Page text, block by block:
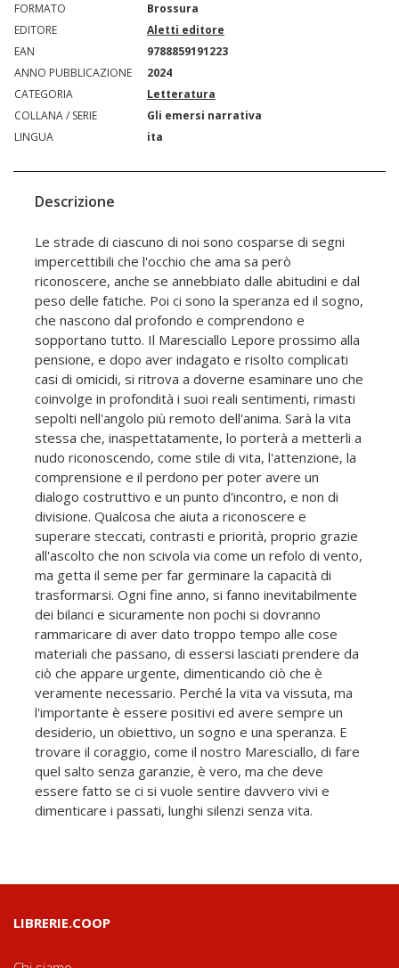
FORMATO
Brossura
EDITORE
Aletti editore
EAN
9788859191223
ANNO PUBBLICAZIONE
2024
CATEGORIA
Letteratura
COLLANA / SERIE
Gli emersi narrativa
LINGUA
ita
Descrizione
Le strade di ciascuno di noi sono cosparse di segni
impercettibili che l'occhio che ama sa però
riconoscere, anche se annebbiato dalle abitudini e dal
peso delle fatiche. Poi ci sono la speranza ed il sogno,
che nascono dal profondo e comprendono e
sopportano tutto. Il Maresciallo Lepore prossimo alla
pensione, e dopo aver indagato e risolto complicati
casi di omicidi, si ritrova a doverne esaminare uno che
coinvolge in profondità i suoi reali sentimenti, rimasti
sepolti nell'angolo più remoto dell'anima. Sarà la vita
stessa che, inaspettatamente, lo porterà a metterli a
nudo riconoscendo, come stile di vita, l'attenzione, la
comprensione e il perdono per poter avere un
dialogo costruttivo e un punto d'incontro, e non di
divisione. Qualcosa che aiuta a riconoscere e
superare steccati, contrasti e priorità, proprio grazie
all'ascolto che non scivola via come un refolo di vento,
ma getta il seme per far germinare la capacità di
trasformarsi. Ogni fine anno, si fanno inevitabilmente
dei bilanci e sicuramente non pochi si dovranno
rammaricare di aver dato troppo tempo alle cose
materiali che passano, di essersi lasciati prendere da
ciò che appare urgente, dimenticando ciò che è
veramente necessario. Perché la vita va vissuta, ma
l'importante è essere positivi ed avere sempre un
desiderio, un obiettivo, un sogno e una speranza. E
trovare il coraggio, come il nostro Maresciallo, di fare
quel salto senza garanzie, è vero, ma che deve
essere fatto se ci si vuole sentire davvero vivi e
dimenticare i passati, lunghi silenzi senza vita.
LIBRERIE.COOP